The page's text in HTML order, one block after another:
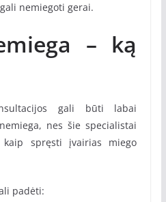
nemiegoti gerai.
– ką
gali būti labai
nes šie specialistai
spręsti įvairias miego
padėti: